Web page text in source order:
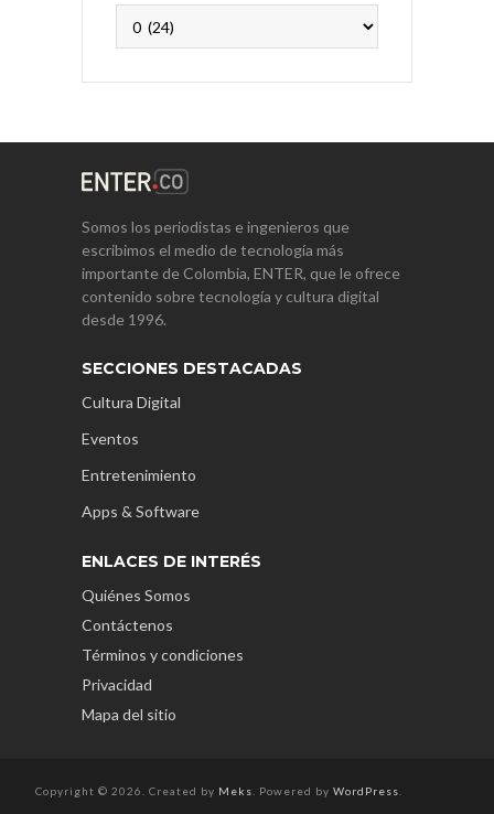
Somos los periodistas e ingenieros que
escribimos el medio de tecnología más
importante de Colombia, ENTER, que le ofrece
contenido sobre tecnología y cultura digital
desde 1996.
SECCIONES DESTACADAS
Cultura Digital
Eventos
Entretenimiento
Apps & Software
ENLACES DE INTERÉS
Quiénes Somos
Contáctenos
Términos y condiciones
Privacidad
Mapa del sitio
Copyright © 2026. Created by Meks . Powered by WordPress